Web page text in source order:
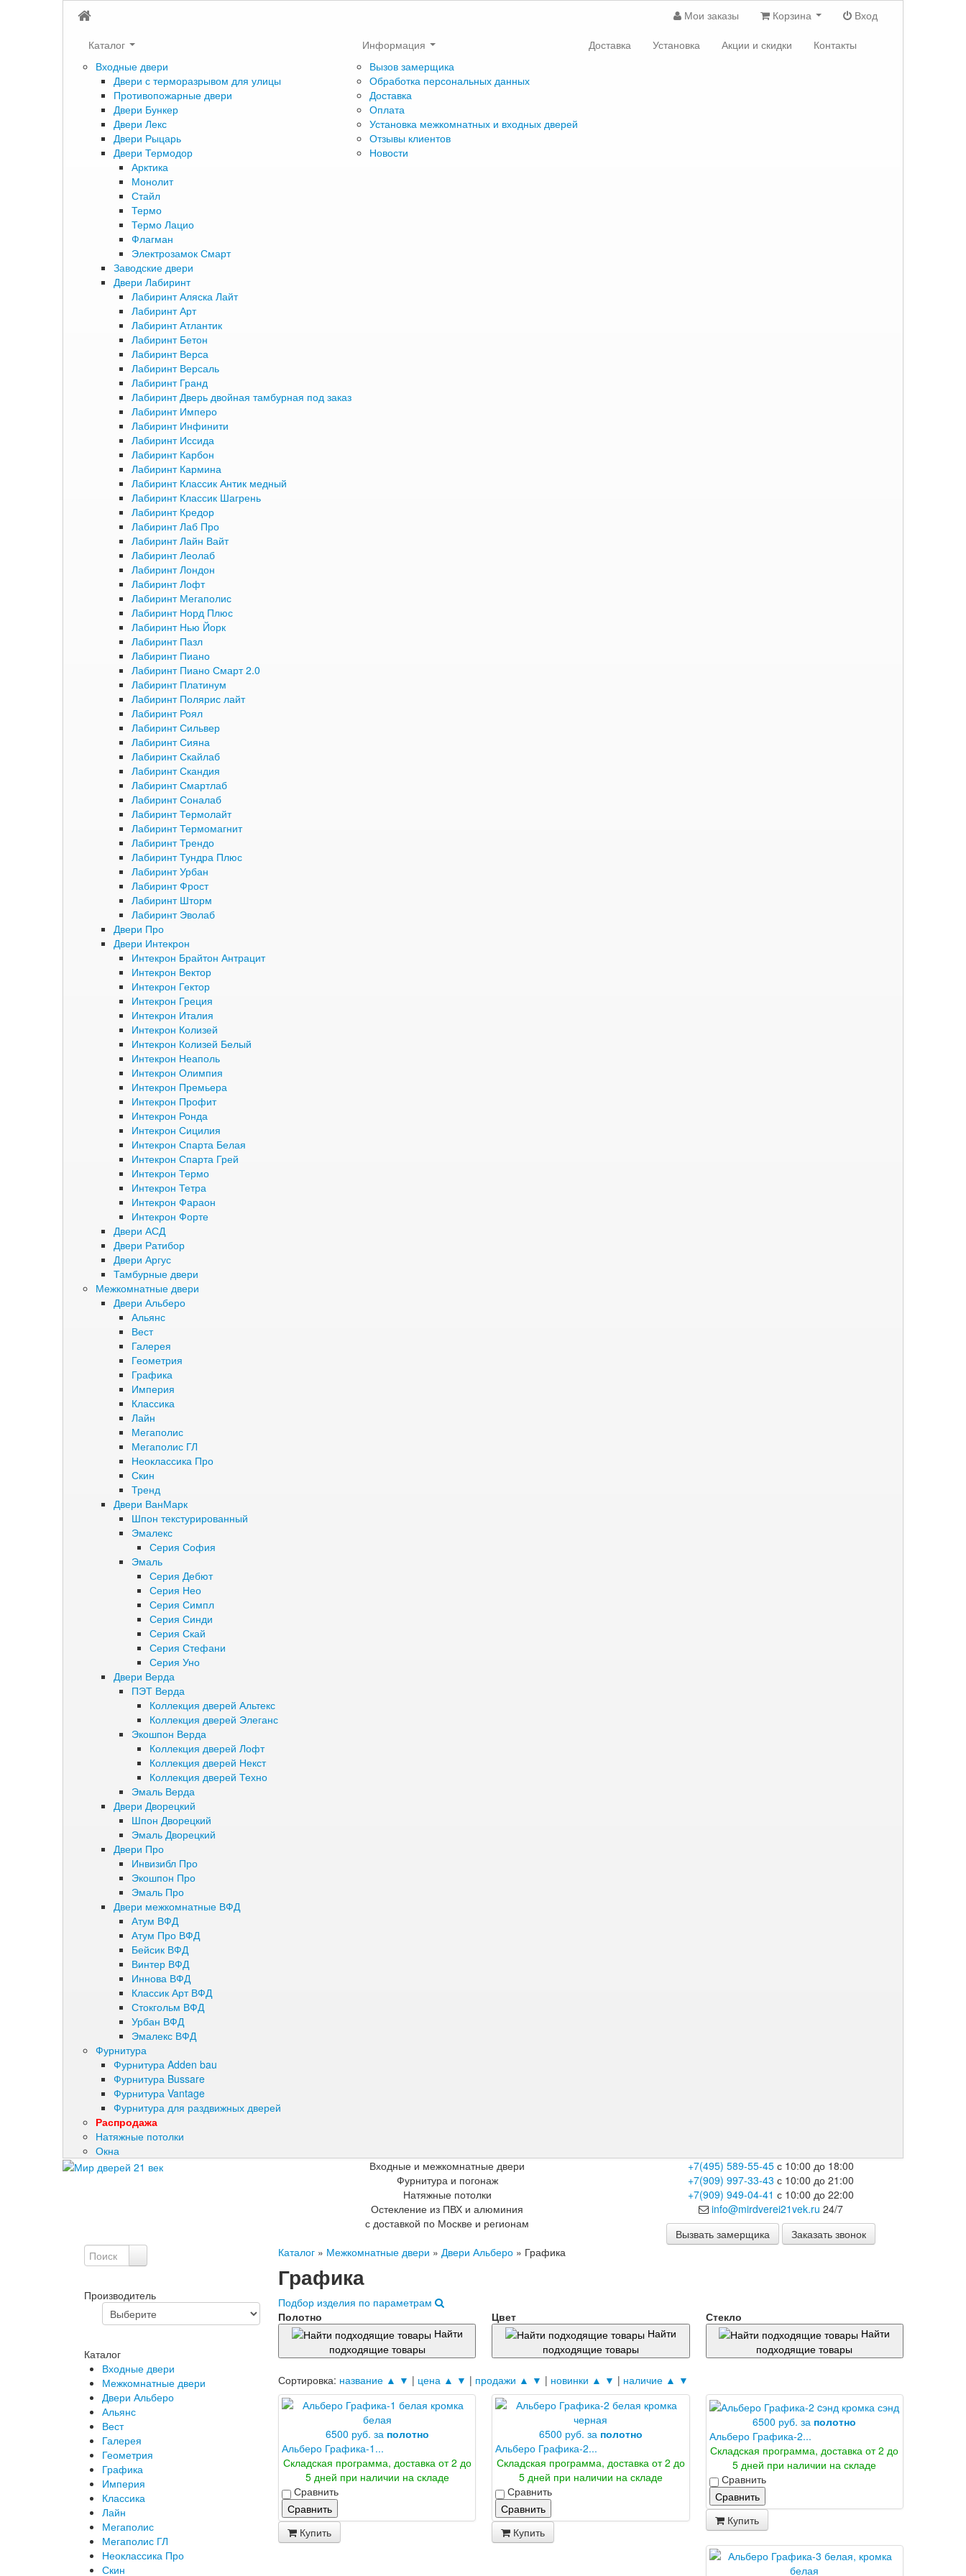
Мои заказы Корзина Вход
Каталог
Входные двери
Двери с терморазрывом для улицы
Противопожарные двери
Двери Бункер
Двери Лекс
Двери Рыцарь
Двери Термодор
Арктика
Монолит
Стайл
Термо
Термо Лацио
Флагман
Электрозамок Смарт
Заводские двери
Двери Лабиринт
Лабиринт Аляска Лайт
Лабиринт Арт
Лабиринт Атлантик
Лабиринт Бетон
Лабиринт Верса
Лабиринт Версаль
Лабиринт Гранд
Лабиринт Дверь двойная тамбурная под заказ
Лабиринт Имперо
Лабиринт Инфинити
Лабиринт Иссида
Лабиринт Карбон
Лабиринт Кармина
Лабиринт Классик Антик медный
Лабиринт Классик Шагрень
Лабиринт Кредор
Лабиринт Лаб Про
Лабиринт Лайн Вайт
Лабиринт Леолаб
Лабиринт Лондон
Лабиринт Лофт
Лабиринт Мегаполис
Лабиринт Норд Плюс
Лабиринт Нью Йорк
Лабиринт Пазл
Лабиринт Пиано
Лабиринт Пиано Смарт 2.0
Лабиринт Платинум
Лабиринт Полярис лайт
Лабиринт Роял
Лабиринт Сильвер
Лабиринт Сияна
Лабиринт Скайлаб
Лабиринт Скандия
Лабиринт Смартлаб
Лабиринт Соналаб
Лабиринт Термолайт
Лабиринт Термомагнит
Лабиринт Трендо
Лабиринт Тундра Плюс
Лабиринт Урбан
Лабиринт Фрост
Лабиринт Шторм
Лабиринт Эволаб
Двери Про
Двери Интекрон
Интекрон Брайтон Антрацит
Интекрон Вектор
Интекрон Гектор
Интекрон Греция
Интекрон Италия
Интекрон Колизей
Интекрон Колизей Белый
Интекрон Неаполь
Интекрон Олимпия
Интекрон Премьера
Интекрон Профит
Интекрон Ронда
Интекрон Сицилия
Интекрон Спарта Белая
Интекрон Спарта Грей
Интекрон Термо
Интекрон Тетра
Интекрон Фараон
Интекрон Форте
Двери АСД
Двери Ратибор
Двери Аргус
Тамбурные двери
Межкомнатные двери
Двери Альберо
Альянс
Вест
Галерея
Геометрия
Графика
Империя
Классика
Лайн
Мегаполис
Мегаполис ГЛ
Неоклассика Про
Скин
Тренд
Двери ВанМарк
Шпон текстурированный
Эмалекс
Серия София
Эмаль
Серия Дебют
Серия Нео
Серия Симпл
Серия Синди
Серия Скай
Серия Стефани
Серия Уно
Двери Верда
ПЭТ Верда
Коллекция дверей Альтекс
Коллекция дверей Элеганс
Экошпон Верда
Коллекция дверей Лофт
Коллекция дверей Некст
Коллекция дверей Техно
Эмаль Верда
Двери Дворецкий
Шпон Дворецкий
Эмаль Дворецкий
Двери Про
Инвизибл Про
Экошпон Про
Эмаль Про
Двери межкомнатные ВФД
Атум ВФД
Атум Про ВФД
Бейсик ВФД
Винтер ВФД
Иннова ВФД
Классик Арт ВФД
Стокгольм ВФД
Урбан ВФД
Эмалекс ВФД
Фурнитура
Фурнитура Adden bau
Фурнитура Bussare
Фурнитура Vantage
Фурнитура для раздвижных дверей
Распродажа
Натяжные потолки
Окна
Информация
Вызов замерщика
Обработка персональных данных
Доставка
Оплата
Установка межкомнатных и входных дверей
Отзывы клиентов
Новости
Доставка Установка Акции и скидки Контакты
Входные и межкомнатные двери
Фурнитура и погонаж
Натяжные потолки
Остекление из ПВХ и алюминия
с доставкой по Москве и регионам
+7(495) 589-55-45с 10:00 до 18:00
+7(909) 997-33-43 с 10:00 до 21:00
+7(909) 949-04-41 с 10:00 до 22:00
info@mirdverei21vek.ru 24/7
Вызвать замерщика
Заказать звонок
Каталог » Межкомнатные двери »Двери Альберо » Графика
Графика
Подбор изделия по параметрам
Полотно
Найти
подходящие товары
Цвет
Найти
подходящие товары
Стекло
Найти
подходящие товары
Сортировка: название ▲ ▼ | цена ▲ ▼ | продажи ▲ ▼ | новинки ▲ ▼ | наличие ▲ ▼
6500 руб. за полотно
Альберо Графика-1...
Складская программа, доставка от 2 до
5 дней при наличии на складе
Сравнить
Сравнить
Купить
6500 руб. за полотно
Альберо Графика-2...
Складская программа, доставка от 2 до
5 дней при наличии на складе
Сравнить
Сравнить
Купить
6500 руб. за полотно
Альберо Графика-2...
Складская программа, доставка от 2 до
5 дней при наличии на складе
Сравнить
Сравнить
Купить
Производитель
Каталог
Входные двери
Межкомнатные двери
Двери Альберо
Альянс
Вест
Галерея
Геометрия
Графика
Империя
Классика
Лайн
Мегаполис
Мегаполис ГЛ
Неоклассика Про
Скин